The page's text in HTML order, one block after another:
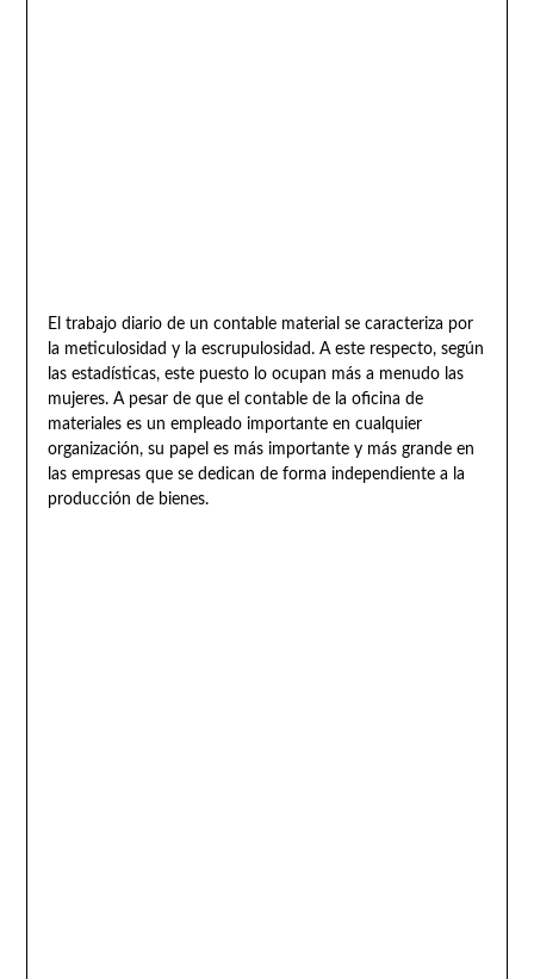
El trabajo diario de un contable material se caracteriza por
la meticulosidad y la escrupulosidad. A este respecto, según
las estadísticas, este puesto lo ocupan más a menudo las
mujeres. A pesar de que el contable de la oficina de
materiales es un empleado importante en cualquier
organización, su papel es más importante y más grande en
las empresas que se dedican de forma independiente a la
producción de bienes.